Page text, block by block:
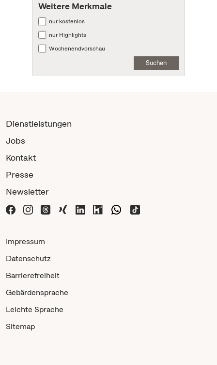
Weitere Merkmale
nur kostenlos
nur Highlights
Wochenendvorschau
Suchen
Dienstleistungen
Jobs
Kontakt
Presse
Newsletter
Impressum
Datenschutz
Barrierefreiheit
Gebärdensprache
Leichte Sprache
Sitemap